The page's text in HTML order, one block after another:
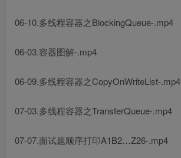
06-10.多线程容器之BlockingQueue-.mp4
06-03.容器图解-.mp4
06-09.多线程容器之CopyOnWriteList-.mp4
07-03.多线程容器之TransferQueue-.mp4
07-07.面试题顺序打印A1B2…Z26-.mp4